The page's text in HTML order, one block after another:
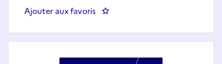
Ajouter aux favoris : Collaborateur de Cabinet -